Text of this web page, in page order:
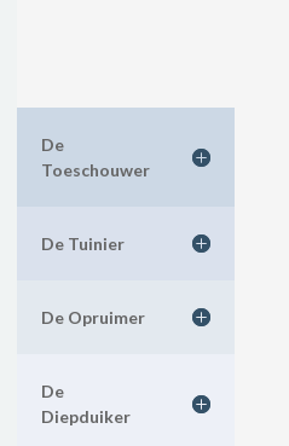
De
Toeschouwer
De Tuinier
De Opruimer
De
Diepduiker